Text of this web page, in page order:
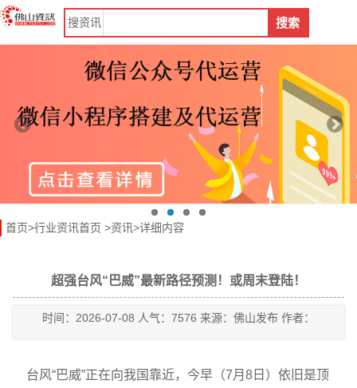
搜资讯 搜索
首页>行业资讯首页 >资讯>详细内容
超强台风“巴威”最新路径预测！或周末登陆！
时间：2026-07-08 人气：7576 来源：佛山发布 作者：
台风“巴威”正在向我国靠近，今早（7月8日）依旧是顶